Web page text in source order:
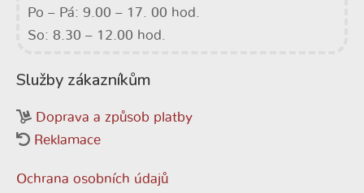
Po – Pá: 9.00 – 17. 00 hod.
So: 8.30 – 12.00 hod.
Služby zákazníkům
Doprava a způsob platby
Reklamace
Ochrana osobních údajů